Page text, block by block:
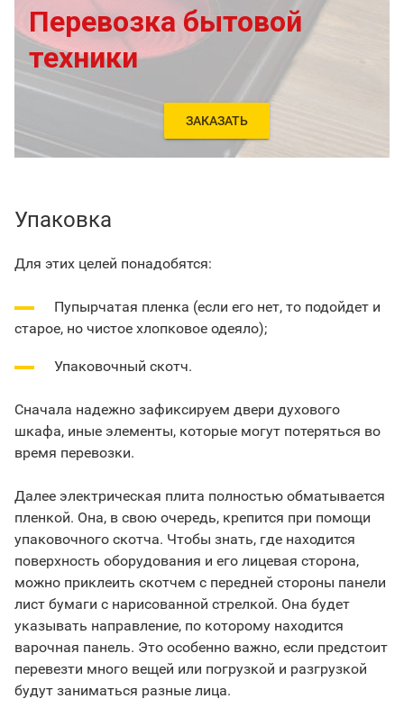
Перевозка бытовой
техники
ЗАКАЗАТЬ
Упаковка
Для этих целей понадобятся:
Пупырчатая пленка (если его нет, то подойдет и
старое, но чистое хлопковое одеяло);
Упаковочный скотч.
Сначала надежно зафиксируем двери духового
шкафа, иные элементы, которые могут потеряться во
время перевозки.
Далее электрическая плита полностью обматывается
пленкой. Она, в свою очередь, крепится при помощи
упаковочного скотча. Чтобы знать, где находится
поверхность оборудования и его лицевая сторона,
можно приклеить скотчем с передней стороны панели
лист бумаги с нарисованной стрелкой. Она будет
указывать направление, по которому находится
варочная панель. Это особенно важно, если предстоит
перевезти много вещей или погрузкой и разгрузкой
будут заниматься разные лица.